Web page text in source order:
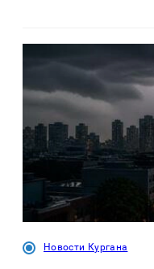
Новости Кургана